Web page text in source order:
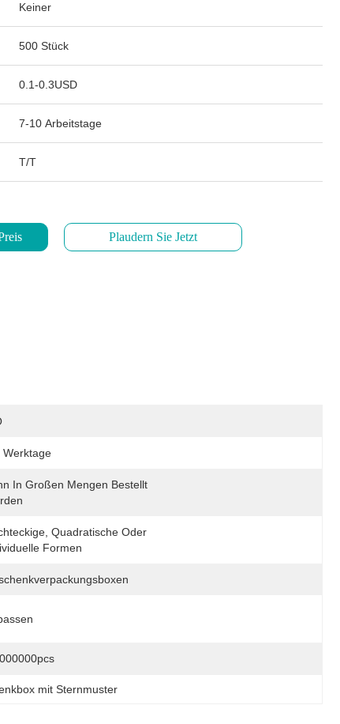
Keiner
500 Stück
0.1-0.3USD
7-10 Arbeitstage
T/T
Plaudern Sie Jetzt
Werktage
In Großen Mengen Bestellt
Quadratische Oder
Formen
mit Sternmuster